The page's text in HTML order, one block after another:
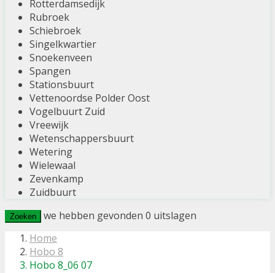
Rotterdamsedijk
Rubroek
Schiebroek
Singelkwartier
Snoekenveen
Spangen
Stationsbuurt
Vettenoordse Polder Oost
Vogelbuurt Zuid
Vreewijk
Wetenschappersbuurt
Wetering
Wielewaal
Zevenkamp
Zuidbuurt
Zoeken we hebben gevonden 0 uitslagen
Home
Hobo 8
Hobo 8_06 07